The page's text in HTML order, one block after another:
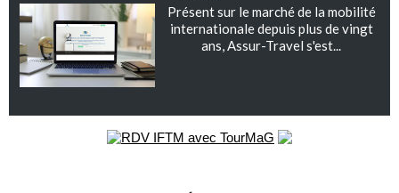
Présent sur le marché de la mobilité
internationale depuis plus de vingt
ans, Assur-Travel s'est...